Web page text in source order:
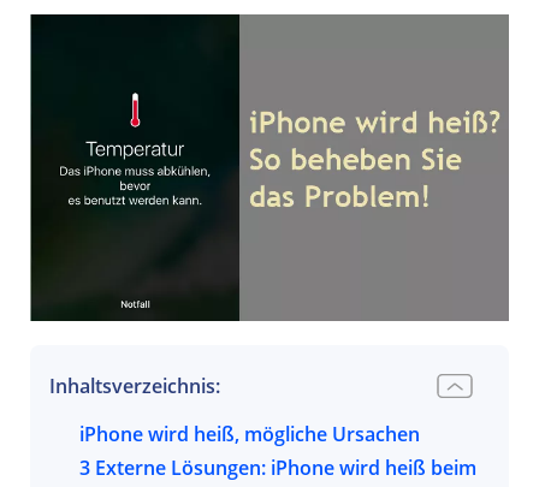
Inhaltsverzeichnis:
iPhone wird heiß, mögliche Ursachen
3 Externe Lösungen: iPhone wird heiß beim